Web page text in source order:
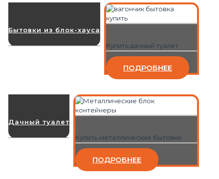
Бытовки из блок-хауса
Купить дачный туалет
ПОДРОБНЕЕ
Дачный туалет
Купить металлические бытовки
ПОДРОБНЕЕ